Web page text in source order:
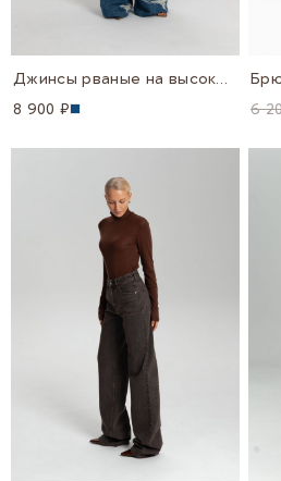
Джинсы рваные на высокой посадке широкие
8 900 ₽
6